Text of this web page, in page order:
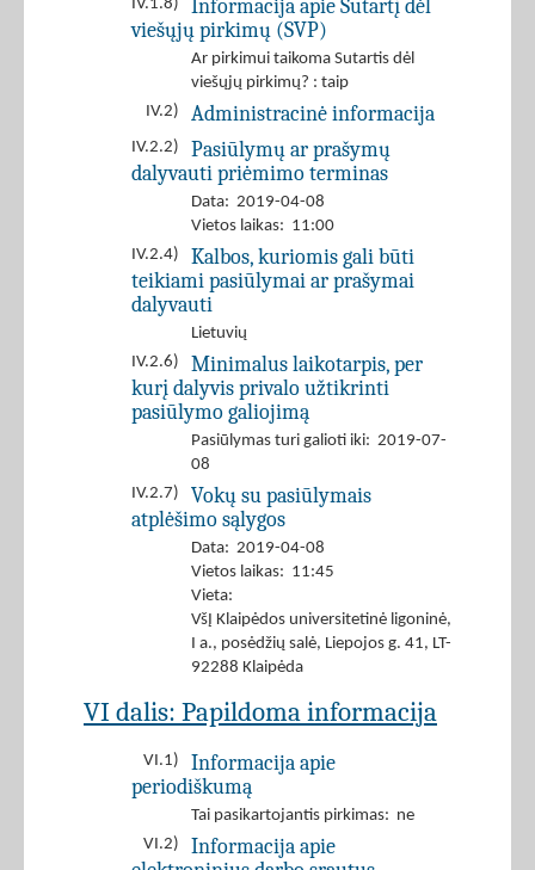
IV.1.8)
Informacija apie Sutartį dėl
viešųjų pirkimų (SVP)
Ar pirkimui taikoma Sutartis dėl
viešųjų pirkimų? : taip
IV.2)
Administracinė informacija
IV.2.2)
Pasiūlymų ar prašymų
dalyvauti priėmimo terminas
Data: 2019-04-08
Vietos laikas: 11:00
IV.2.4)
Kalbos, kuriomis gali būti
teikiami pasiūlymai ar prašymai
dalyvauti
Lietuvių
IV.2.6)
Minimalus laikotarpis, per
kurį dalyvis privalo užtikrinti
pasiūlymo galiojimą
Pasiūlymas turi galioti iki: 2019-07-
08
IV.2.7)
Vokų su pasiūlymais
atplėšimo sąlygos
Data: 2019-04-08
Vietos laikas: 11:45
Vieta:
VšĮ Klaipėdos universitetinė ligoninė,
I a., posėdžių salė, Liepojos g. 41, LT-
92288 Klaipėda
VI dalis: Papildoma informacija
VI.1)
Informacija apie
periodiškumą
Tai pasikartojantis pirkimas: ne
VI.2)
Informacija apie